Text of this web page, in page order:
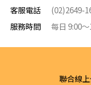
客服電話
(02)2649-
服務時間
每日 9:00
聯合線